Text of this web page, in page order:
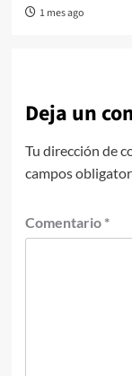
1 mes ago
Deja un
Tu dirección de
campos
Comentario *